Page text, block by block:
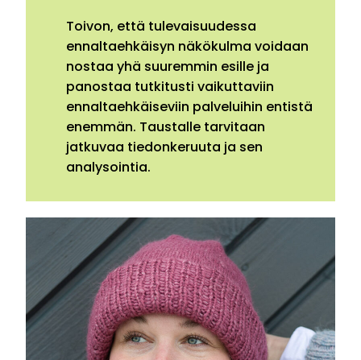
Toivon, että tulevaisuudessa
ennaltaehkäisyn näkökulma voidaan
nostaa yhä suuremmin esille ja
panostaa tutkitusti vaikuttaviin
ennaltaehkäiseviin palveluihin entistä
enemmän. Taustalle tarvitaan
jatkuvaa tiedonkeruuta ja sen
analysointia.